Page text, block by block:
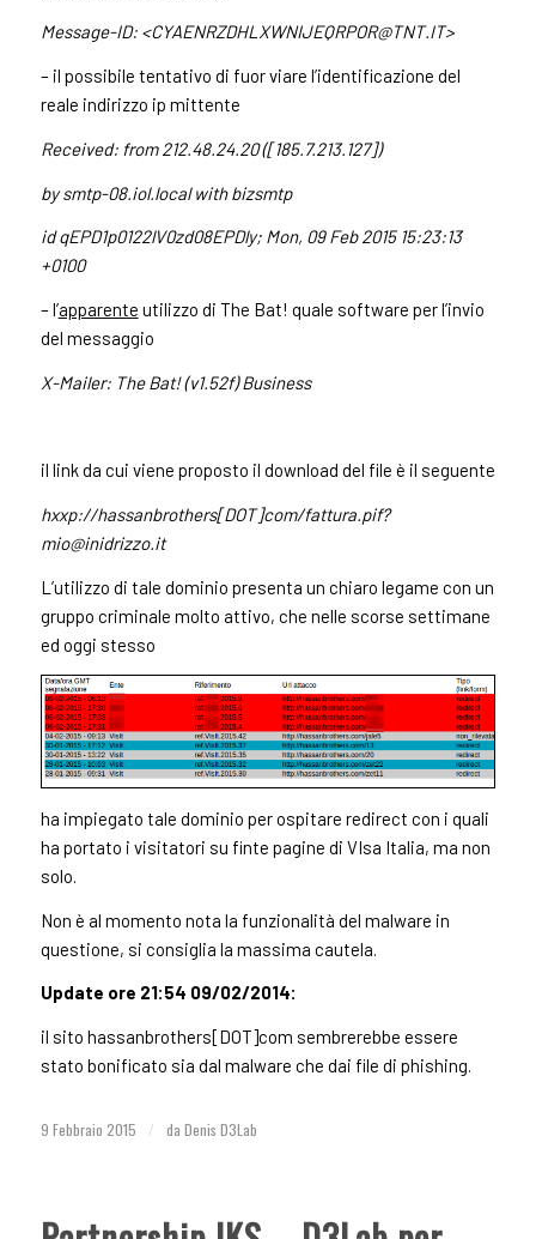
Message-ID: <CYAENRZDHLXWNIJEQRPOR@TNT.IT>
– il possibile tentativo di fuor viare l’identificazione del
reale indirizzo ip mittente
Received: from 212.48.24.20 ([185.7.213.127])
by smtp-08.iol.local with bizsmtp
id qEPD1p0122lV0zd08EPDly; Mon, 09 Feb 2015 15:23:13
+0100
– l’apparente utilizzo di The Bat! quale software per l’invio
del messaggio
X-Mailer: The Bat! (v1.52f) Business
il link da cui viene proposto il download del file è il seguente
hxxp://hassanbrothers[DOT]com/fattura.pif?
mio@inidrizzo.it
L’utilizzo di tale dominio presenta un chiaro legame con un
gruppo criminale molto attivo, che nelle scorse settimane
ed oggi stesso
ha impiegato tale dominio per ospitare redirect con i quali
ha portato i visitatori su finte pagine di VIsa Italia, ma non
solo.
Non è al momento nota la funzionalità del malware in
questione, si consiglia la massima cautela.
Update ore 21:54 09/02/2014:
il sito hassanbrothers[DOT]com sembrerebbe essere
stato bonificato sia dal malware che dai file di phishing.
9 Febbraio 2015 / da Denis D3Lab